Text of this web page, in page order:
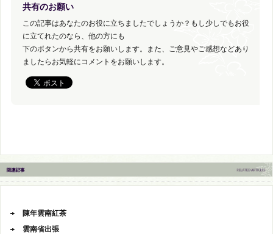
共有のお願い
この記事はあなたのお役に立ちましたでしょうか？もし少しでもお役
に立てれたのなら、他の方にも
下のボタンから共有をお願いします。また、ご意見やご感想などあり
ましたらお気軽にコメントをお願いします。
陳年雲南紅茶
雲南省出張